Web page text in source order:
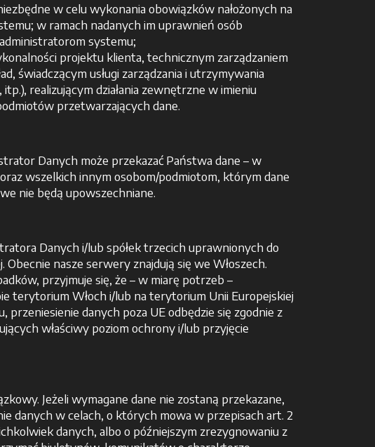
w celu wykonania obowiązków nałożonych na
w ramach nadanych im uprawnień osób
systemu;
projektu klienta, technicznym zarządzaniem
świadczącym usługi zarządzania i utrzymywania
realizującym działania zewnętrzne w imieniu
przetwarzających dane.
Danych może przekazać Państwa dane – w
wszelkich innym osobom/podmiotom, którym dane
nie będą upowszechniane.
Danych i/lub spółek trzecich uprawnionych do
nasze serwery znajdują się we Włoszech.
przyjmuje się, że – w miarę potrzeb –
terytorium Włoch i/lub na terytorium Unii Europejskiej
danych poza UE odbędzie się zgodnie z
właściwy poziom ochrony i/lub przyjęcie
Jeżeli wymagane dane nie zostaną przekazane,
danych w celach, o których mowa w przepisach art. 2
danych, albo o późniejszym zrezygnowaniu z